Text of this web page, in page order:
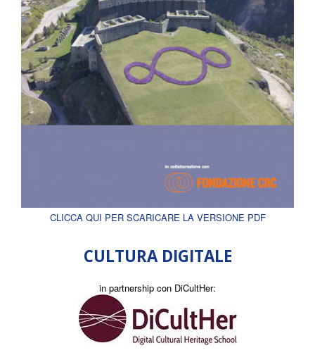
CLICCA QUI PER SCARICARE LA VERSIONE PDF
CULTURA DIGITALE
in partnership con DiCultHer: